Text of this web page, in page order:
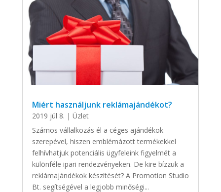
Miért használjunk reklámajándékot?
2019 júl 8. | Üzlet
Számos vállalkozás él a céges ajándékok
szerepével, hiszen emblémázott termékekkel
felhívhatjuk potenciális ügyfeleink figyelmét a
különféle ipari rendezvényeken. De kire bízzuk a
reklámajándékok készítését? A Promotion Studio
Bt. segítségével a legjobb minőségi...